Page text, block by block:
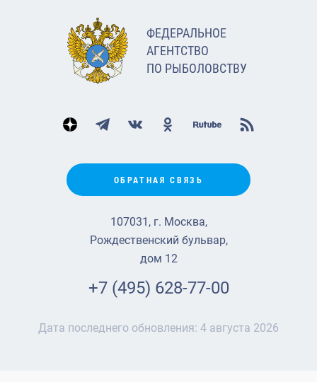
ФЕДЕРАЛЬНОЕ
АГЕНТСТВО
ПО РЫБОЛОВСТВУ
ОБРАТНАЯ СВЯЗЬ
107031, г. Москва,
Рождественский бульвар,
дом 12
+7 (495) 628-77-00
Дата последнего обновления: 4 августа 2026